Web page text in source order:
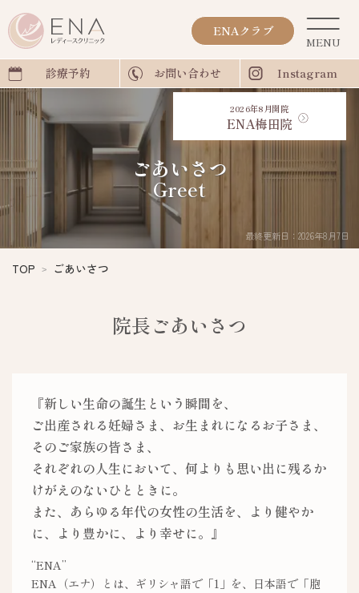
診療予約 お問い合わせ Instagram
ENAクラブ
2026年8月開院
ENA梅田院
最終更新日：2026年8月7日
TOP ごあいさつ
ごあいさつ
Greet
院長ごあいさつ
『新しい生命の誕生という瞬間を、
ご出産される妊婦さま、お生まれになるお子さま、
そのご家族の皆さま、
それぞれの人生において、何よりも思い出に残るか
けがえのないひとときに。
また、あらゆる年代の女性の生活を、より健やか
に、より豊かに、より幸せに。』
“ENA”
ENA（エナ）とは、ギリシャ語で「1」を、日本語で「胞